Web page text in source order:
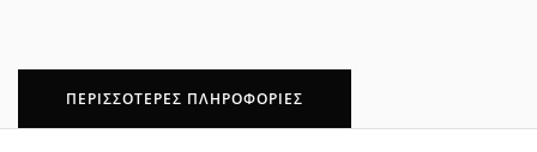
ΠΕΡΙΣΣΌΤΕΡΕΣ ΠΛΗΡΟΦΟΡΊΕΣ